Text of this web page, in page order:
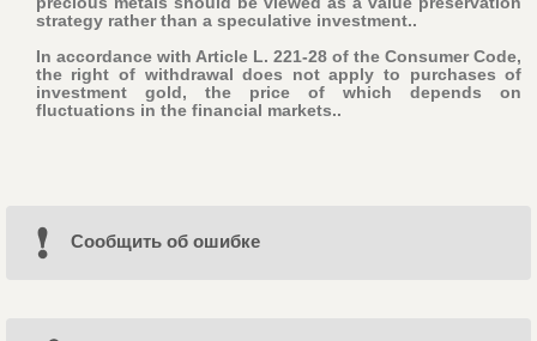
strategy rather than a speculative investment..
In accordance with Article L. 221-28 of the Consumer Code,
the right of withdrawal does not apply to purchases of
investment gold, the price of which depends on
fluctuations in the financial markets..
Cообщить об ошибке